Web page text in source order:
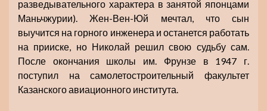
разведывательного характера в занятой японцами
Маньчжурии). Жен-Вен-Юй мечтал, что сын
выучится на горного инженера и останется работать
на прииске, но Николай решил свою судьбу сам.
После окончания школы им. Фрунзе в 1947 г.
поступил на самолетостроительный факультет
Казанского авиационного института.